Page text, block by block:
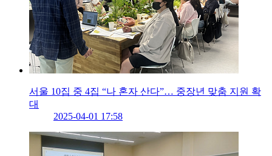
서울 10집 중 4집 “나 혼자 산다”… 중장년 맞춤 지원 확
대
2025-04-01 17:58